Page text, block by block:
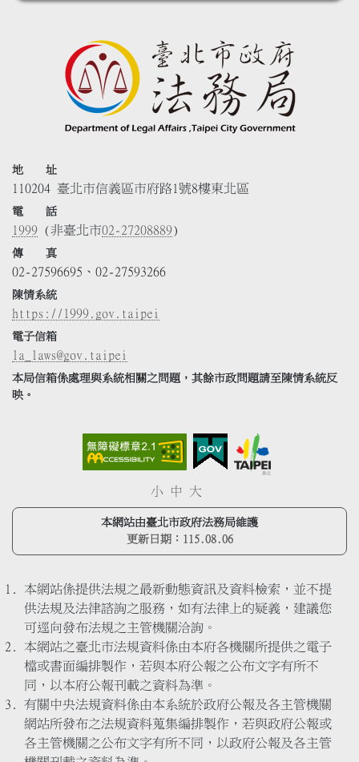
地 址
110204 臺北市信義區市府路1號8樓東北區
電 話
1999 (非臺北市02-27208889)
傳 真
02-27596695、02-27593266
陳情系統
https://1999.gov.taipei
電子信箱
la_laws@gov.taipei
本局信箱係處理與系統相關之問題，其餘市政問題請至陳情系統反
映。
小 中 大
本網站由臺北市政府法務局維護
更新日期： 115.08.06
本網站係提供法規之最新動態資訊及資料檢索，並不提
供法規及法律諮詢之服務，如有法律上的疑義，建議您
可逕向發布法規之主管機關洽詢。
本網站之臺北市法規資料係由本府各機關所提供之電子
檔或書面編排製作，若與本府公報之公布文字有所不
同，以本府公報刊載之資料為準。
有關中央法規資料係由本系統於政府公報及各主管機關
網站所發布之法規資料蒐集編排製作，若與政府公報或
各主管機關之公布文字有所不同，以政府公報及各主管